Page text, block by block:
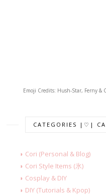
Emoji Credits: Hush-Star, Ferny &
CATEGORIES |♡|
◗ Cori (Personal & Blog)
◗ Cori Style Items (氷)
◗ Cosplay & DIY
◗ DIY (Tutorials & Kpop)